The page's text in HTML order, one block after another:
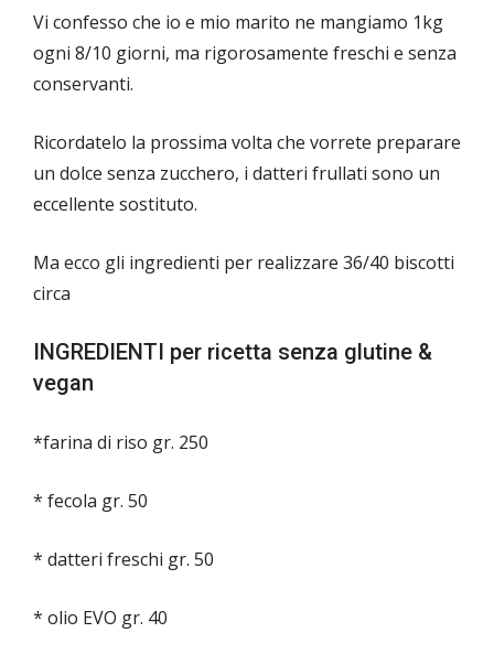
Vi confesso che io e mio marito ne mangiamo 1kg
ogni 8/10 giorni, ma rigorosamente freschi e senza
conservanti.
Ricordatelo la prossima volta che vorrete preparare
un dolce senza zucchero, i datteri frullati sono un
eccellente sostituto.
Ma ecco gli ingredienti per realizzare 36/40 biscotti
circa
INGREDIENTI per ricetta senza glutine &
vegan
*farina di riso gr. 250
* fecola gr. 50
* datteri freschi gr. 50
* olio EVO gr. 40